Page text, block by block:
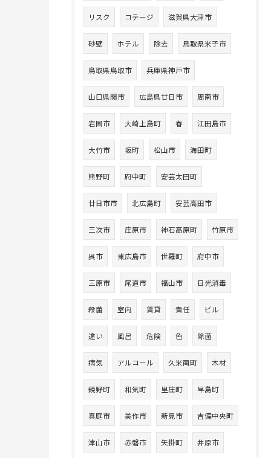
リスク コテージ 滋賀県大津市
砂壁 ホテル 除去 鳥取県米子市
鳥取県鳥取市 兵庫県神戸市
山口県関市 広島県廿日市 周南市
岩国市 大崎上島町 春 江田島市
大竹市 坂町 松山市 海田町
熊野町 府中町 安芸太田町
廿日市市 北広島町 安芸高田市
三次市 庄原市 神石高原町 竹原市
呉市 東広島市 世羅町 府中市
三原市 尾道市 福山市 日光消毒
殺菌 室内 賃貸 責任 ビル
違い 風呂 危険 色 除菌
病気 アルコール 久米南町 木材
鏡野町 和気町 里庄町 早島町
真庭市 美作市 新見市 吉備中央町
津山市 赤磐市 矢掛町 井原市